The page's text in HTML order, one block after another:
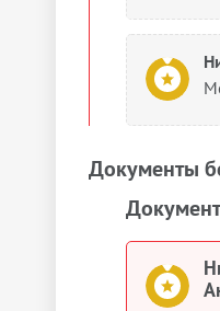
Документы